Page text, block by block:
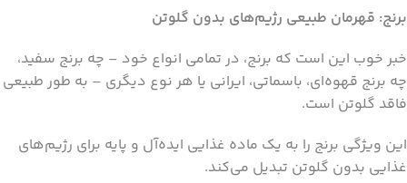
برنج: قهرمان طبیعی رژیم‌های بدون گلوتن
خبر خوب این است که برنج، در تمامی انواع خود – چه برنج سفید،
چه برنج قهوه‌ای، باسماتی، ایرانی یا هر نوع دیگری – به طور طبیعی
فاقد گلوتن است.
این ویژگی برنج را به یک ماده غذایی ایده‌آل و پایه برای رژیم‌های
غذایی بدون گلوتن تبدیل می‌کند.